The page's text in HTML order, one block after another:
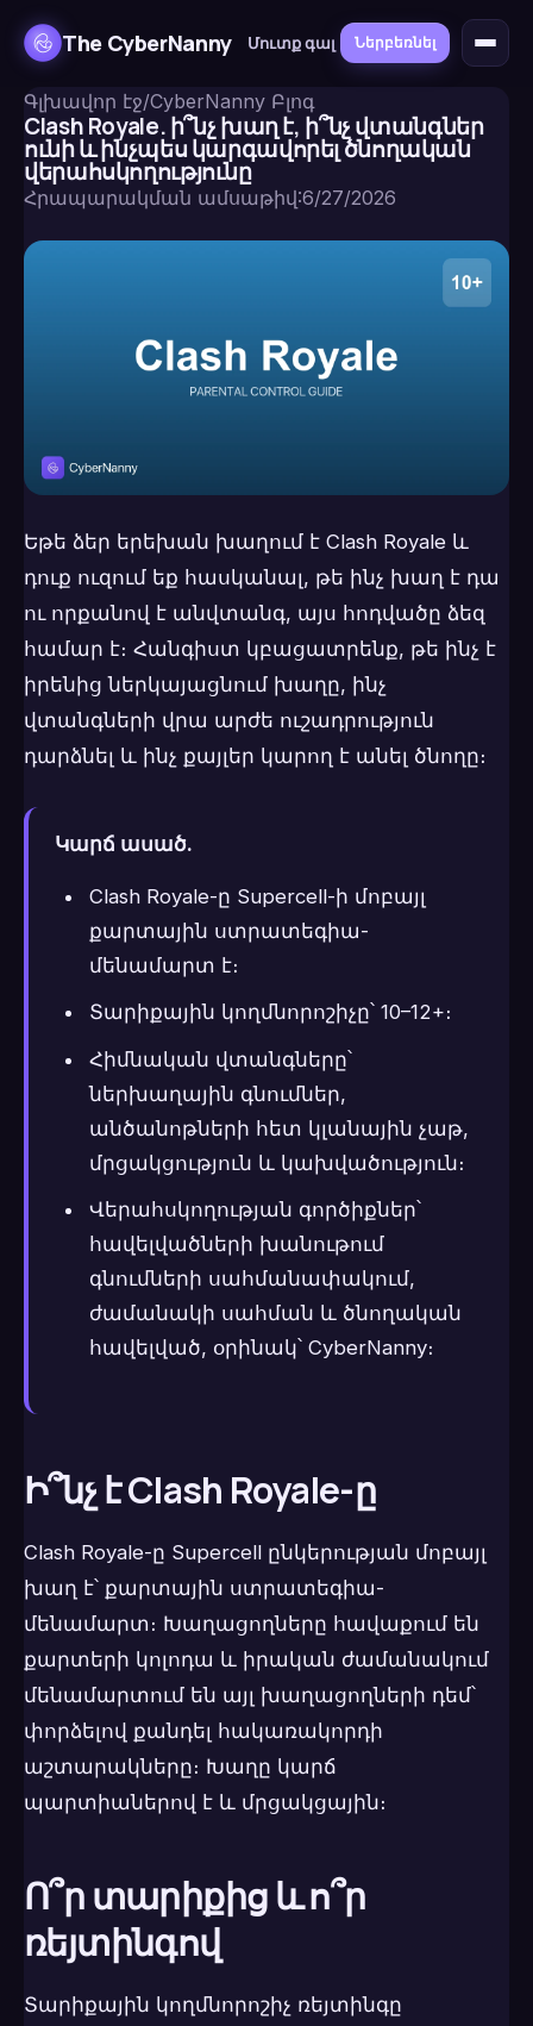
The CyberNanny Մուտք գալ Ներբեռնել
Գլխավոր էջ/CyberNanny Բլոգ
Clash Royale. ի՞նչ խաղ է, ի՞նչ վտանգներ
ունի և ինչպես կարգավորել ծնողական
վերահսկողությունը
Հրապարակման ամսաթիվ:6/27/2026
Եթե ձեր երեխան խաղում է Clash Royale և
դուք ուզում եք հասկանալ, թե ինչ խաղ է դա
ու որքանով է անվտանգ, այս հոդվածը ձեզ
համար է։ Հանգիստ կբացատրենք, թե ինչ է
իրենից ներկայացնում խաղը, ինչ
վտանգների վրա արժե ուշադրություն
դարձնել և ինչ քայլեր կարող է անել ծնողը։
Կարճ ասած.
Clash Royale-ը Supercell-ի մոբայլ
քարտային ստրատեգիա-
մենամարտ է։
Տարիքային կողմնորոշիչը՝ 10–12+։
Հիմնական վտանգները՝
ներխաղային գնումներ,
անծանոթների հետ կլանային չաթ,
մրցակցություն և կախվածություն։
Վերահսկողության գործիքներ՝
հավելվածների խանութում
գնումների սահմանափակում,
ժամանակի սահման և ծնողական
հավելված, օրինակ՝ CyberNanny։
Ի՞նչ է Clash Royale-ը
Clash Royale-ը Supercell ընկերության մոբայլ
խաղ է՝ քարտային ստրատեգիա-
մենամարտ։ Խաղացողները հավաքում են
քարտերի կոլոդա և իրական ժամանակում
մենամարտում են այլ խաղացողների դեմ՝
փորձելով քանդել հակառակորդի
աշտարակները։ Խաղը կարճ
պարտիաներով է և մրցակցային։
Ո՞ր տարիքից և ո՞ր
ռեյտինգով
Տարիքային կողմնորոշիչ ռեյտինգը